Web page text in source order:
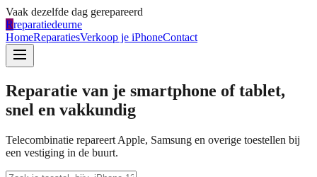
Vaak dezelfde dag gerepareerd
Rreparatiedeurne
HomeReparatiesVerkoop je iPhoneContact
Reparatie van je smartphone of tablet,
snel en vakkundig
Telecombinatie repareert Apple, Samsung en overige toestellen bij
een vestiging in de buurt.